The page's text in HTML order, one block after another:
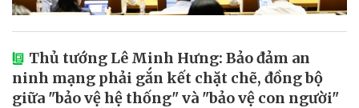
Thủ tướng Lê Minh Hưng: Bảo đảm an
ninh mạng phải gắn kết chặt chẽ, đồng bộ
giữa "bảo vệ hệ thống" và "bảo vệ con người"